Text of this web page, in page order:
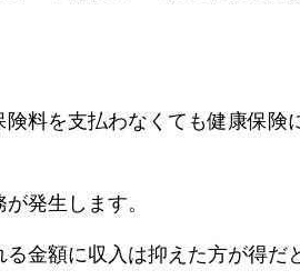
料を支払わなくても健康保
発生します。
金額に収入は抑えた方が得だ